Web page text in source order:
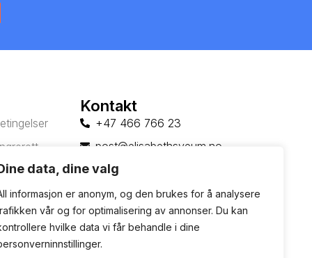
data, dine valg
informasjon er anonym, og den brukes for å analysere
vår og for optimalisering av annonser. Du kan
hvilke data vi får behandle i dine
Kontakt
+47 466 766 23
post@elisabethsveum.no